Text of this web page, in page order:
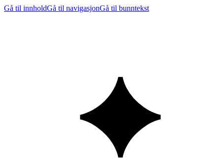
Gå til innholdGå til navigasjonGå til bunntekst